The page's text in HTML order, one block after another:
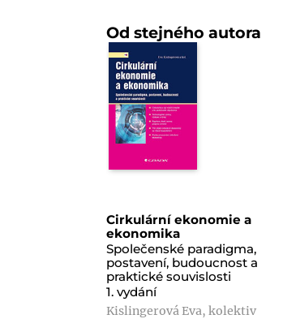
Od stejného autora
Cirkulární ekonomie a
ekonomika
Společenské paradigma,
postavení, budoucnost a
praktické souvislosti
1. vydání
Kislingerová Eva, kolektiv